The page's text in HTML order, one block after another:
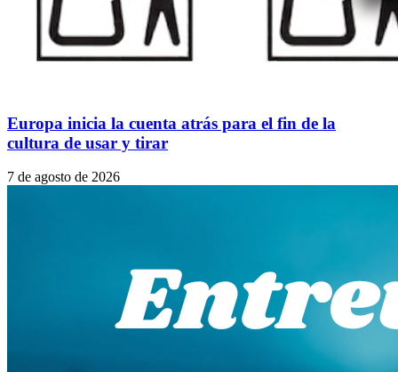
Europa inicia la cuenta atrás para el fin de la
cultura de usar y tirar
7 de agosto de 2026